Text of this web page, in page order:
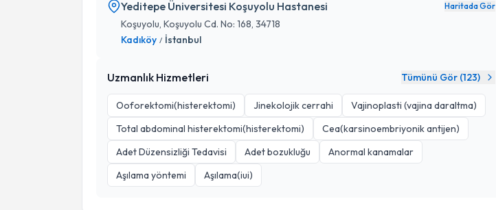
Yeditepe Üniversitesi Koşuyolu Hastanesi Haritada Gör
Koşuyolu, Koşuyolu Cd. No: 168, 34718
Kadıköy / İstanbul
Uzmanlık Hizmetleri Tümünü Gör (123)
Ooforektomi(histerektomi) Jinekolojik cerrahi
Vajinoplasti (vajina daraltma)
Total abdominal histerektomi(histerektomi)
Cea(karsinoembriyonik antijen)
Adet Düzensizliği Tedavisi
Adet bozukluğu
Anormal kanamalar
Aşılama yöntemi
Aşılama(iui)